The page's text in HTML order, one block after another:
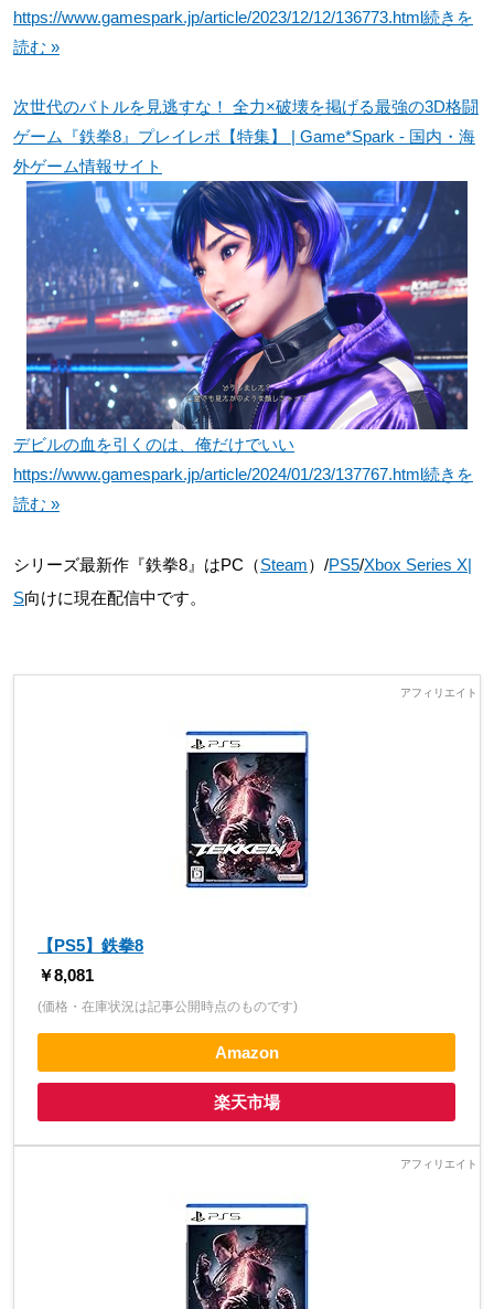
https://www.gamespark.jp/article/2023/12/12/136773.html続きを
読む »
次世代のバトルを見逃すな！ 全力×破壊を掲げる最強の3D格闘
ゲーム『鉄拳8』プレイレポ【特集】 | Game*Spark - 国内・海
外ゲーム情報サイト
デビルの血を引くのは、俺だけでいい
https://www.gamespark.jp/article/2024/01/23/137767.html続きを
読む »
シリーズ最新作『鉄拳8』はPC（Steam）/PS5/Xbox Series X|
S向けに現在配信中です。
【PS5】鉄拳8
￥8,081
(価格・在庫状況は記事公開時点のものです)
Amazon
楽天市場